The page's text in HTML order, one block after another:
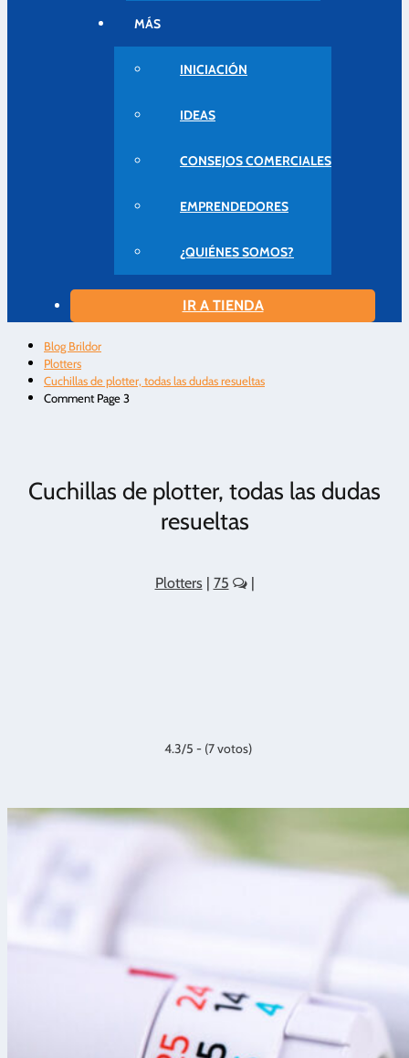
MÁS
INICIACIÓN
IDEAS
CONSEJOS COMERCIALES
EMPRENDEDORES
¿QUIÉNES SOMOS?
IR A TIENDA
Blog Brildor
Plotters
Cuchillas de plotter, todas las dudas resueltas
Comment Page 3
Cuchillas de plotter, todas las dudas
resueltas
Plotters | 75 |
4.3/5 - (7 votos)